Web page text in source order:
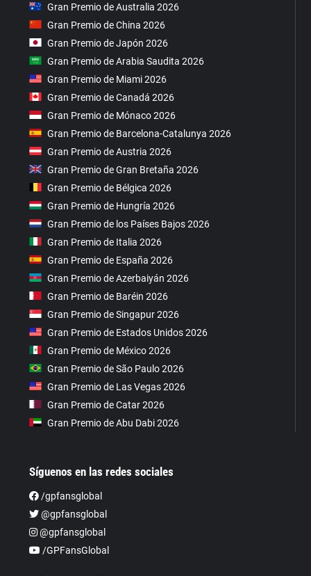
Gran Premio de Australia 2026
Gran Premio de China 2026
Gran Premio de Japón 2026
Gran Premio de Arabia Saudita 2026
Gran Premio de Miami 2026
Gran Premio de Canadá 2026
Gran Premio de Mónaco 2026
Gran Premio de Barcelona-Catalunya 2026
Gran Premio de Austria 2026
Gran Premio de Gran Bretaña 2026
Gran Premio de Bélgica 2026
Gran Premio de Hungría 2026
Gran Premio de los Países Bajos 2026
Gran Premio de Italia 2026
Gran Premio de España 2026
Gran Premio de Azerbaiyán 2026
Gran Premio de Baréin 2026
Gran Premio de Singapur 2026
Gran Premio de Estados Unidos 2026
Gran Premio de México 2026
Gran Premio de São Paulo 2026
Gran Premio de Las Vegas 2026
Gran Premio de Catar 2026
Gran Premio de Abu Dabi 2026
Síguenos en las redes sociales
/gpfansglobal
@gpfansglobal
@gpfansglobal
/GPFansGlobal